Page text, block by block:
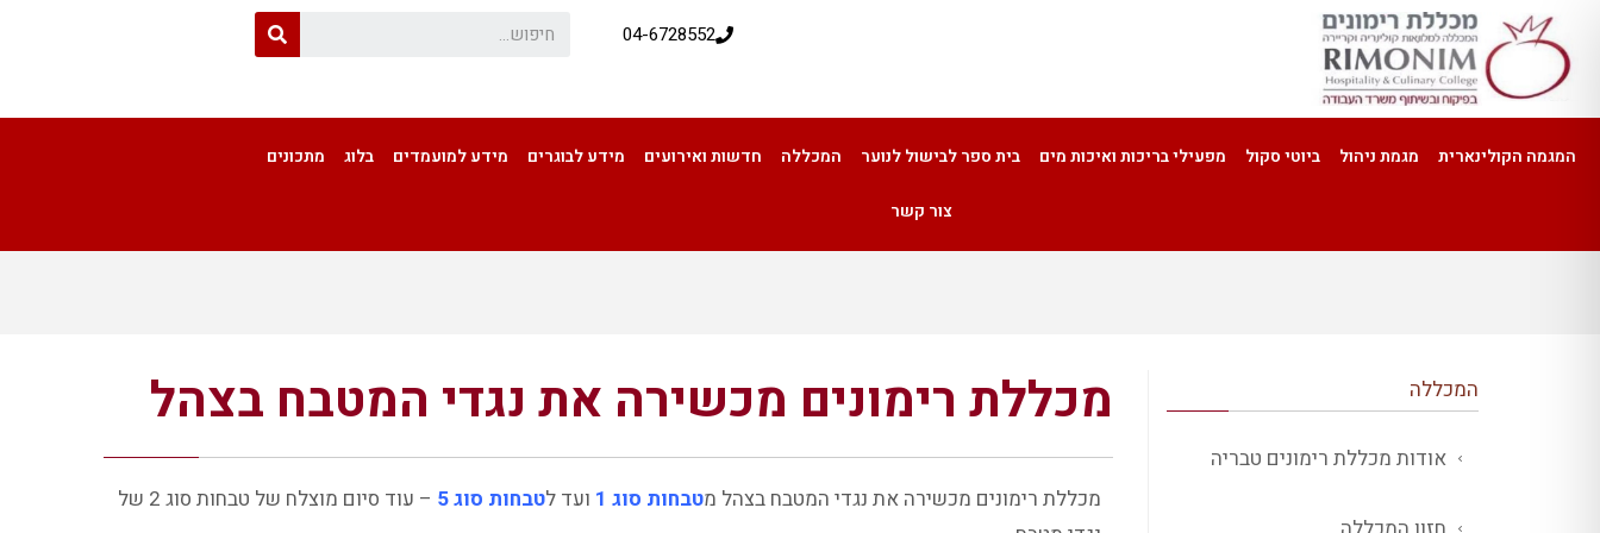
04-6728552
המגמה הקולינארית מגמת ניהול ביוטי סקול מפעילי בריכות ואיכות מים בית ספר לבישול לנוער המכללה חדשות ואירועים מידע לבוגרים מידע למועמדים בלוג מתכונים
צור קשר
מכללת רימונים מכשירה את נגדי המטבח בצהל
מכללת רימונים מכשירה את נגדי המטבח בצהל
מכללת רימונים מכשירה את נגדי המטבח בצהל מטבחות סוג 1 ועד לטבחות סוג 5
– עוד סיום מוצלח של טבחות סוג 2 של
המכללה
אודות מכללת רימונים טבריה